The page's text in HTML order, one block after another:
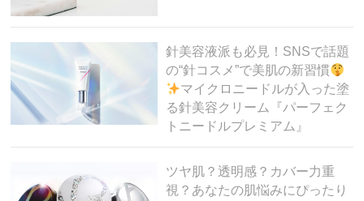
針美容液派も必見！SNSで話題
の“針コスメ”で美肌の新習慣
マイクロニードルが入った塗
る針美容クリーム『パーフェク
トニードルプレミアム』
ツヤ肌？透明感？カバー力重
視？あなたの肌悩みにぴったり